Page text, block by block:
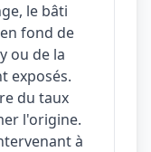
le bâti
fond de
ou de la
exposés.
du taux
l'origine.
à